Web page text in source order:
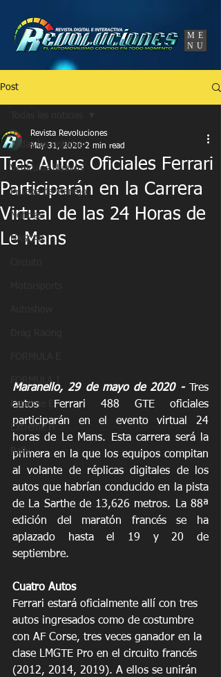
ME
NU
Post
Todas las noticias
Vehículos Nuevos
Prueba de Manejo
Noticias
NASCAR
FORMULA 1
Extreme E
Extreme H
Rally
Tres Autos Oficiales Ferrari
Participarán en la Carrera
Virtual de las 24 Horas de
Le Mans
Revista Revoluciones
May 31, 2020 2 min read
Maranello, 29 de mayo de 2020 - Tres
autos Ferrari 488 GTE oficiales
participarán en el evento virtual 24
horas de Le Mans. Esta carrera será la
primera en la que los equipos compitan
al volante de réplicas digitales de los
autos que habrían conducido en la pista
de La Sarthe de 13,626 metros. La 88ª
edición del maratón francés se ha
aplazado hasta el 19 y 20 de
septiembre.
Cuatro Autos
Ferrari estará oficialmente allí con tres
autos ingresados ​​como de costumbre
con AF Corse, tres veces ganador en la
clase LMGTE Pro en el circuito francés
(2012, 2014, 2019). A ellos se unirán